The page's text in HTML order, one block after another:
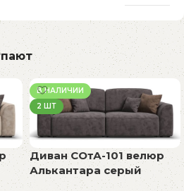
В НАЛИЧИИ
2 ШТ
Диван СОтА-101 велюр
Алькантара серый